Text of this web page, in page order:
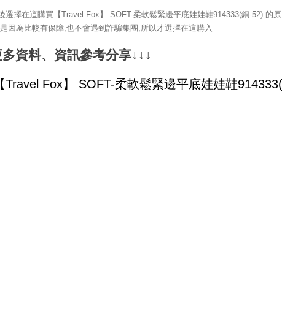
選擇在這購買【Travel Fox】 SOFT-柔軟鬆緊邊平底娃娃鞋914333(銅-52) 的原
因為比較有保障,也不會遇到詐騙集團,所以才選擇在這購入
資料、資訊參考分享↓↓↓